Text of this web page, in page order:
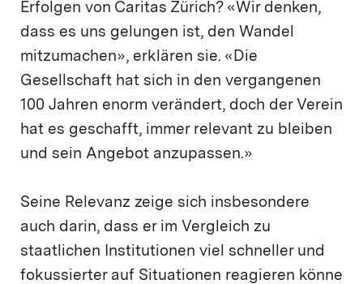
Erfolgen von Caritas Zürich? «Wir denken,
dass es uns gelungen ist, den Wandel
mitzumachen», erklären sie. «Die
Gesellschaft hat sich in den vergangenen
100 Jahren enorm verändert, doch der Verein
hat es geschafft, immer relevant zu bleiben
und sein Angebot anzupassen.»
Seine Relevanz zeige sich insbesondere
auch darin, dass er im Vergleich zu
staatlichen Institutionen viel schneller und
fokussierter auf Situationen reagieren könne